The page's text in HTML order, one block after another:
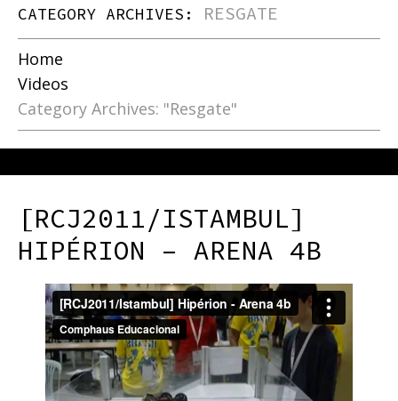
CATEGORY ARCHIVES: RESGATE
Home
Videos
Category Archives: "Resgate"
[RCJ2011/ISTAMBUL]
HIPÉRION – ARENA 4B